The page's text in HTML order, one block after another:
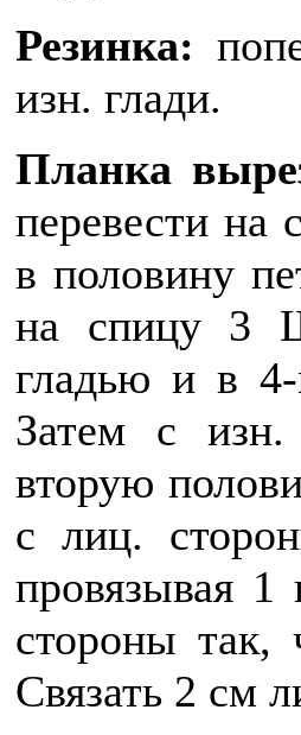
Резинка:
изн. глади.
Планка
перевести на
в половину
на спицу 3
гладью и в
Затем с изн.
вторую
с лиц.
провязывая
стороны так,
Связать 2 см